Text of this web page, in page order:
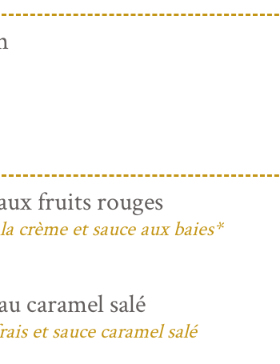
fruits rouges
crème et sauce aux baies*
caramel salé
et sauce caramel salé